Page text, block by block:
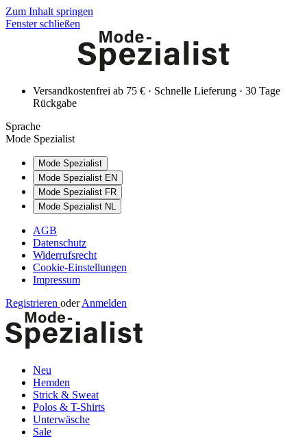
Zum Inhalt springen
Fenster schließen
Versandkostenfrei ab 75 € · Schnelle Lieferung · 30 Tage
Rückgabe
Sprache
Mode Spezialist
Mode Spezialist
Mode Spezialist EN
Mode Spezialist FR
Mode Spezialist NL
AGB
Datenschutz
Widerrufsrecht
Cookie-Einstellungen
Impressum
Registrieren oder Anmelden
Neu
Hemden
Strick & Sweat
Polos & T-Shirts
Unterwäsche
Sale